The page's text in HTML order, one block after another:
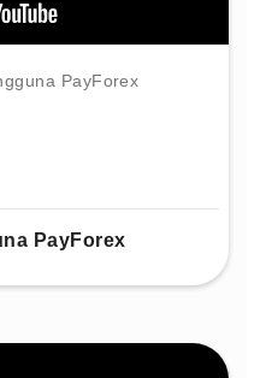
PayForex
PayForex